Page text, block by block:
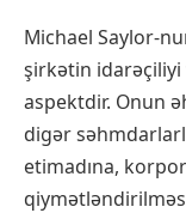
Michael Saylor-
şirkətin
aspektdir. Onun
digər
etimadına,